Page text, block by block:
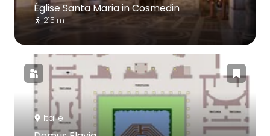
Église Santa Maria in Cosmedin
215 m
Italie